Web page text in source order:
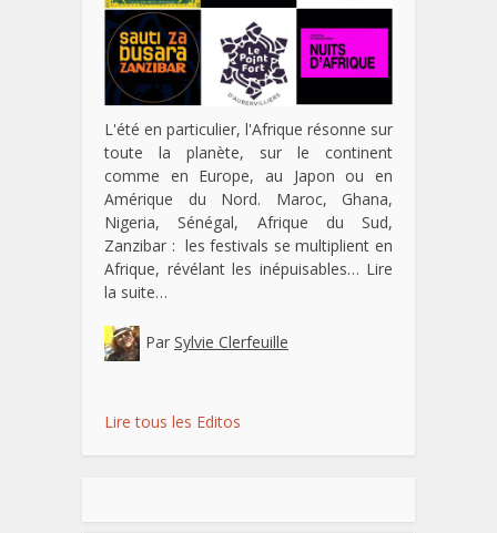
L'été en particulier, l'Afrique résonne sur
toute la planète, sur le continent
comme en Europe, au Japon ou en
Amérique du Nord. Maroc, Ghana,
Nigeria, Sénégal, Afrique du Sud,
Zanzibar : les festivals se multiplient en
Afrique, révélant les inépuisables… Lire
la suite…
Par Sylvie Clerfeuille
Lire tous les Editos